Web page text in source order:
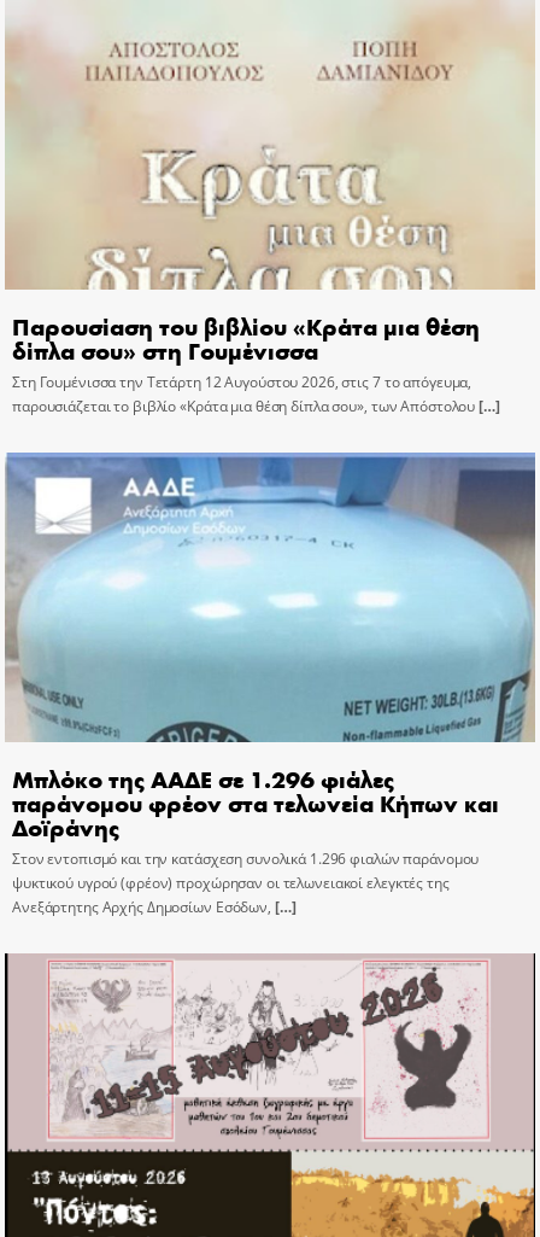
Παρουσίαση του βιβλίου «Κράτα μια θέση
δίπλα σου» στη Γουμένισσα
Στη Γουμένισσα την Τετάρτη 12 Αυγούστου 2026, στις 7 το απόγευμα,
παρουσιάζεται το βιβλίο «Κράτα μια θέση δίπλα σου», των Απόστολου[…]
Μπλόκο της ΑΑΔΕ σε 1.296 φιάλες
παράνομου φρέον στα τελωνεία Κήπων και
Δοϊράνης
Στον εντοπισμό και την κατάσχεση συνολικά 1.296 φιαλών παράνομου
ψυκτικού υγρού (φρέον) προχώρησαν οι τελωνειακοί ελεγκτές της
Ανεξάρτητης Αρχής Δημοσίων Εσόδων, […]